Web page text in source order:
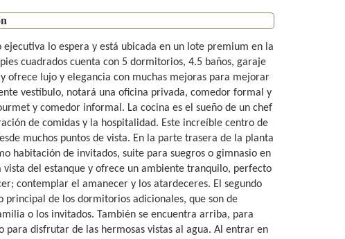
lo espera y está ubicada en un lote premium en la
cuadrados cuenta con 5 dormitorios, 4.5 baños, garaje
ofrece lujo y elegancia con muchas mejoras para mejorar
vestíbulo, notará una oficina privada, comedor formal y
y comedor informal. La cocina es el sueño de un chef
de comidas y la hospitalidad. Este increíble centro de
muchos puntos de vista. En la parte trasera de la planta
habitación de invitados, suite para suegros o gimnasio en
del estanque y ofrece un ambiente tranquilo, perfecto
contemplar el amanecer y los atardeceres. El segundo
de los dormitorios adicionales, que son de
o los invitados. También se encuentra arriba, para
disfrutar de las hermosas vistas al agua. Al entrar en